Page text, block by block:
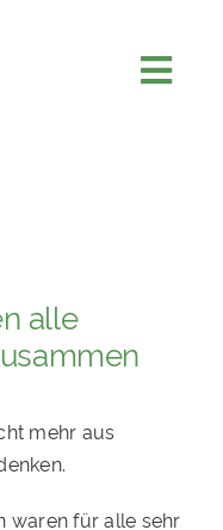
alle
mehr aus
waren für alle sehr